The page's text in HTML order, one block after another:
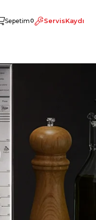
Sepetim0 ServisKaydı